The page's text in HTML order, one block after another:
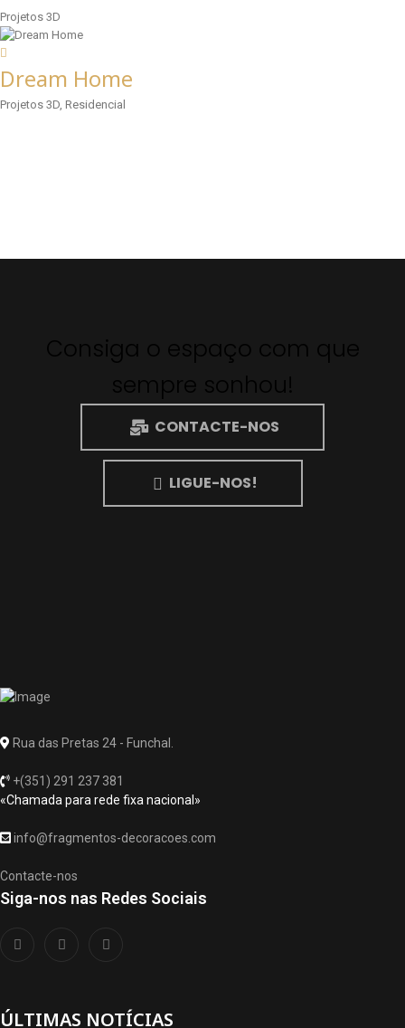
Projetos 3D
Dream Home
Projetos 3D, Residencial
CONTACTE-NOS
LIGUE-NOS!
Rua das Pretas 24 - Funchal.
+(351) 291 237 381
«Chamada para rede fixa nacional»
info@fragmentos-decoracoes.com
Contacte-nos
Siga-nos nas Redes Sociais
ÚLTIMAS NOTÍCIAS